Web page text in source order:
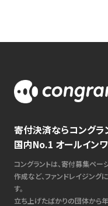
寄付決済ならコングラ
国内No.1 オールイン
コングラントは、寄付募集ペー
作成など、ファンドレイジン
す。
立ち上げたばかりの団体から